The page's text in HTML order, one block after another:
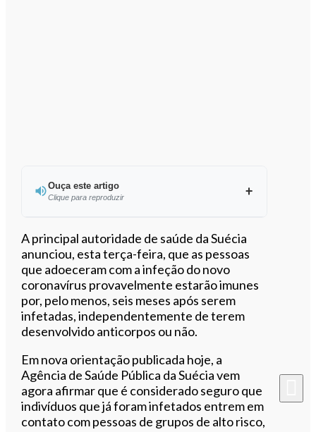
Ouça este artigo
Clique para reproduzir
Ouvir este artigo
A principal autoridade de saúde da Suécia
anunciou, esta terça-feira, que as pessoas
que adoeceram com a infeção do novo
coronavírus provavelmente estarão imunes
por, pelo menos, seis meses após serem
infetadas, independentemente de terem
desenvolvido anticorpos ou não.
Em nova orientação publicada hoje, a
Agência de Saúde Pública da Suécia vem
agora afirmar que é considerado seguro que
indivíduos que já foram infetados entrem em
contato com pessoas de grupos de alto risco,